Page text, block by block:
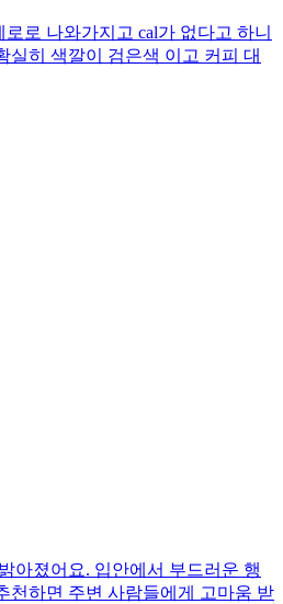
로 나와가지고 cal가 없다고 하니
실히 색깔이 검은색 이고 커피 대
아졌어요. 입안에서 부드러운 행
천하면 주변 사람들에게 고마움 받